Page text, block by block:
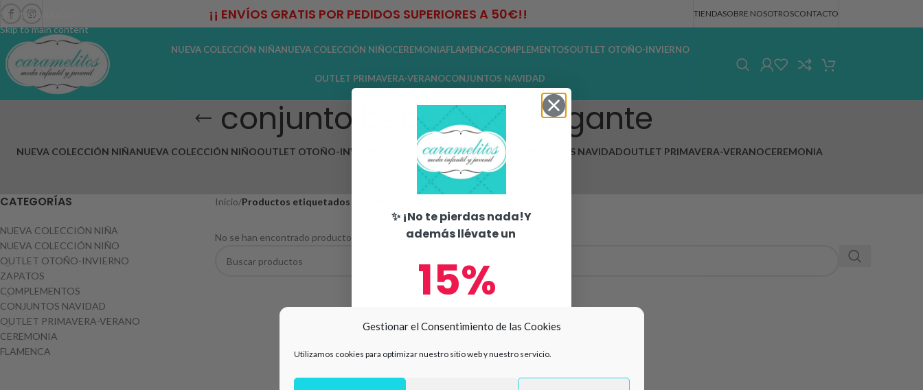
Gestionar el Consentimiento de las Cookies
Utilizamos cookies para optimizar nuestro sitio web y nuestro servicio.
Skip to navigation
Skip to main content
¡¡ ENVÍOS GRATIS POR PEDIDOS SUPERIORES A 50€!! TIENDASOBRE NOSOTROSCONTACTO
NUEVA COLECCIÓN NIÑANUEVA COLECCIÓN NIÑOCEREMONIAFLAMENCACOMPLEMENTOSOUTLET OTOÑO-INVIERNO
OUTLET PRIMAVERA-VERANOCONJUNTOS NAVIDAD
conjunto bebé niña elegante
NUEVA COLECCIÓN NIÑANUEVA COLECCIÓN NIÑOOUTLET OTOÑO-INVIERNO ZAPATOSCOMPLEMENTOS CONJUNTOS NAVIDADOUTLET PRIMAVERA-VERANOCEREMONIA
FLAMENCA
CATEGORÍAS
NUEVA COLECCIÓN NIÑA
NUEVA COLECCIÓN NIÑO
OUTLET OTOÑO-INVIERNO
ZAPATOS
COMPLEMENTOS
CONJUNTOS NAVIDAD
OUTLET PRIMAVERA-VERANO
CEREMONIA
FLAMENCA
Inicio/Productos etiquetados “conjunto bebé niña elegante”
No se han encontrado productos que coincidan con tu selección.
✨ ¡No te pierdas nada!Y
además llévate un
15%
de descuento en tu primera